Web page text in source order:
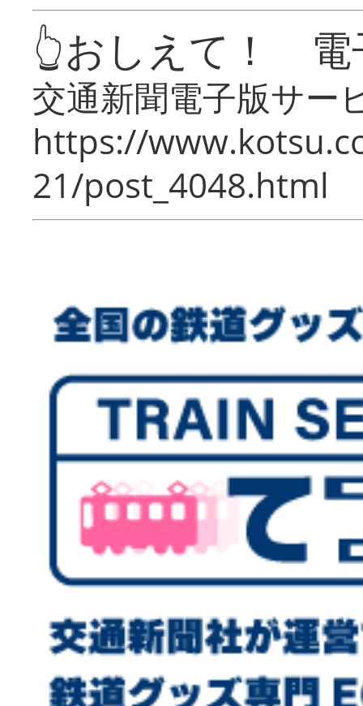
👆おしえて！ 電
交通新聞電子版サー
https://
21/post_4048.html